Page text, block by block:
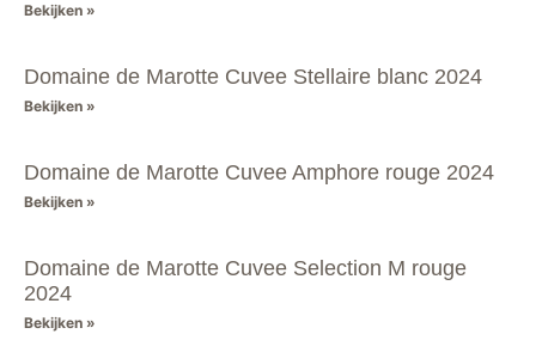
Bekijken »
Domaine de Marotte Cuvee Stellaire blanc 2024
Bekijken »
Domaine de Marotte Cuvee Amphore rouge 2024
Bekijken »
Domaine de Marotte Cuvee Selection M rouge
2024
Bekijken »